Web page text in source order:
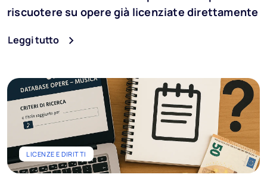
riscuotere su opere già licenziate direttamente
Leggi tutto
LICENZE E DIRITTI